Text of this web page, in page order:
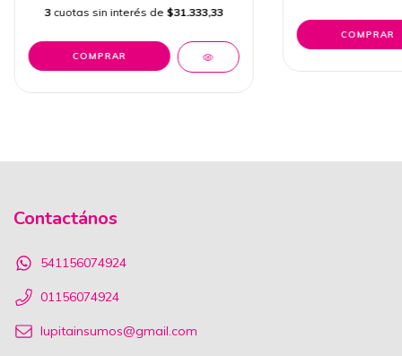
3 cuotas sin interés de $31.333,33
Contactános
541156074924
01156074924
lupitainsumos@gmail.com